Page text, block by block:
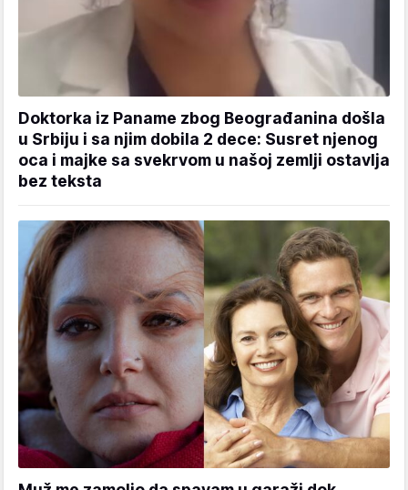
Doktorka iz Paname zbog Beograđanina došla
u Srbiju i sa njim dobila 2 dece: Susret njenog
oca i majke sa svekrvom u našoj zemlji ostavlja
bez teksta